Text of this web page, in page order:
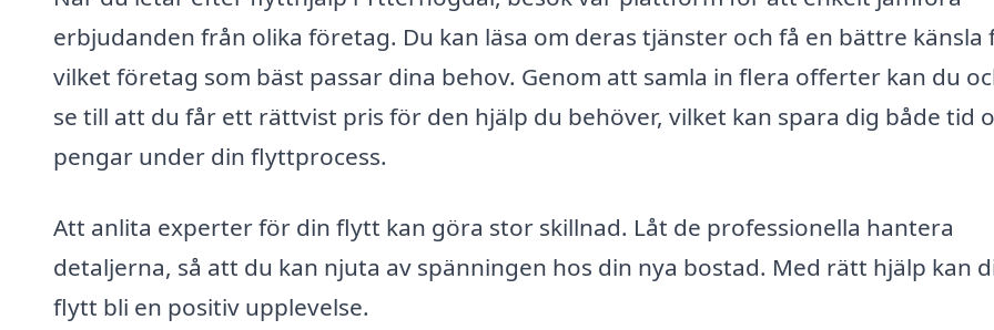
erbjudanden från olika företag. Du kan läsa om deras tjänster och få en bättre känsla
vilket företag som bäst passar dina behov. Genom att samla in flera offerter kan du
se till att du får ett rättvist pris för den hjälp du behöver, vilket kan spara dig både tid
pengar under din flyttprocess.
Att anlita experter för din flytt kan göra stor skillnad. Låt de professionella hantera
detaljerna, så att du kan njuta av spänningen hos din nya bostad. Med rätt hjälp kan
flytt bli en positiv upplevelse.